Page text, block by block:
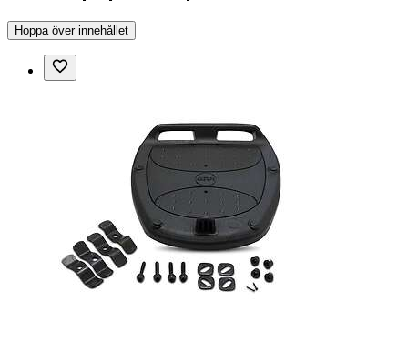
Hoppa över innehållet